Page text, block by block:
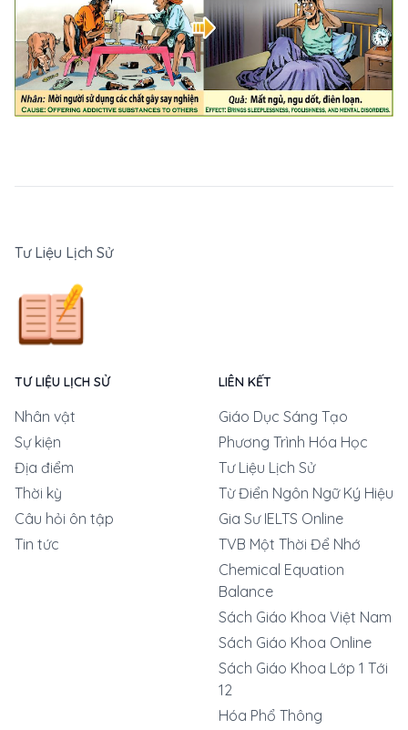
Tư Liệu Lịch Sử
TƯ LIỆU LỊCH SỬ
Nhân vật
Sự kiện
Địa điểm
Thời kỳ
Câu hỏi ôn tập
Tin tức
LIÊN KẾT
Giáo Dục Sáng Tạo
Phương Trình Hóa Học
Tư Liệu Lịch Sử
Từ Điển Ngôn Ngữ Ký Hiệu
Gia Sư IELTS Online
TVB Một Thời Để Nhớ
Chemical Equation
Balance
Sách Giáo Khoa Việt Nam
Sách Giáo Khoa Online
Sách Giáo Khoa Lớp 1 Tới
12
Hóa Phổ Thông